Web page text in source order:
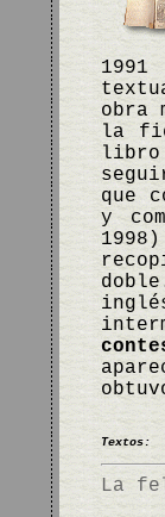
obra
la
libro
que
y
Textos:
La